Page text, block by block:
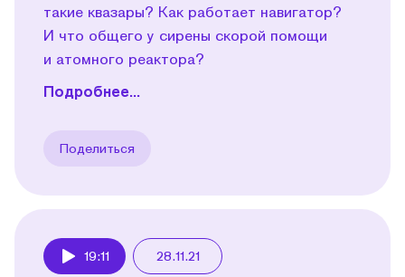
такие квазары? Как работает навигатор?
И что общего у сирены скорой помощи
и атомного реактора?
Подробнее...
Поделиться
19:11 28.11.21